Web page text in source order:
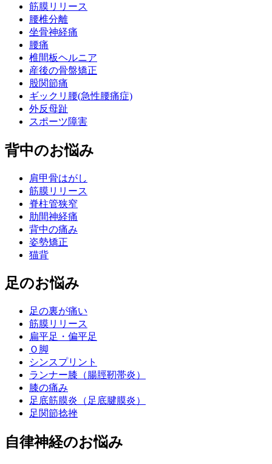
筋膜リリース
腰椎分離
坐骨神経痛
腰痛
椎間板ヘルニア
産後の骨盤矯正
股関節痛
ギックリ腰(急性腰痛症)
外反母趾
スポーツ障害
背中のお悩み
肩甲骨はがし
筋膜リリース
脊柱管狭窄
肋間神経痛
背中の痛み
姿勢矯正
猫背
足のお悩み
足の裏が痛い
筋膜リリース
扁平足・偏平足
Ｏ脚
シンスプリント
ランナー膝（腸脛靭帯炎）
膝の痛み
足底筋膜炎（足底腱膜炎）
足関節捻挫
自律神経のお悩み